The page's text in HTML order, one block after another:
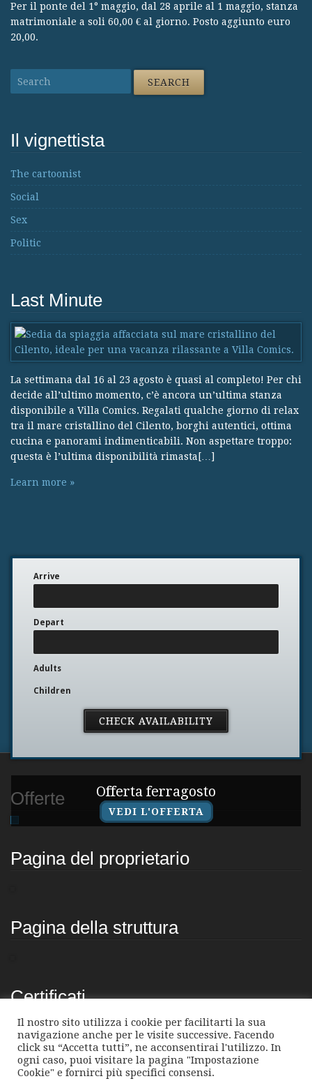
Per il ponte del 1° maggio, dal 28 aprile al 1 maggio, stanza
matrimoniale a soli 60,00 € al giorno. Posto aggiunto euro
20,00.
Il vignettista
The cartoonist
Social
Sex
Politic
Last Minute
La settimana dal 16 al 23 agosto è quasi al completo! Per chi
decide all’ultimo momento, c’è ancora un’ultima stanza
disponibile a Villa Comics. Regalati qualche giorno di relax
tra il mare cristallino del Cilento, borghi autentici, ottima
cucina e panorami indimenticabili. Non aspettare troppo:
questa è l’ultima disponibilità rimasta[…]
Learn more »
Arrive
Depart
Adults
Children
Offerte Offerta ferragosto
VEDI L'OFFERTA
Pagina del proprietario
Pagina della struttura
Certificati
Il nostro sito utilizza i cookie per facilitarti la sua
navigazione anche per le visite successive. Facendo
click su “Accetta tutti”, ne acconsentirai l'utilizzo. In
ogni caso, puoi visitare la pagina "Impostazione
Cookie" e fornirci più specifici consensi.